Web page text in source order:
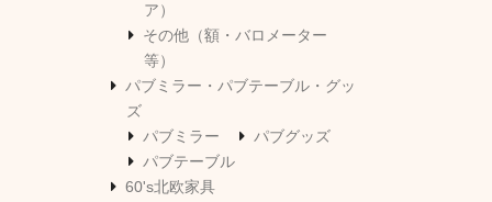
ア）
その他（額・バロメーター
等）
パブミラー・パブテーブル・グッ
ズ
パブミラー
パブグッズ
パブテーブル
60's北欧家具